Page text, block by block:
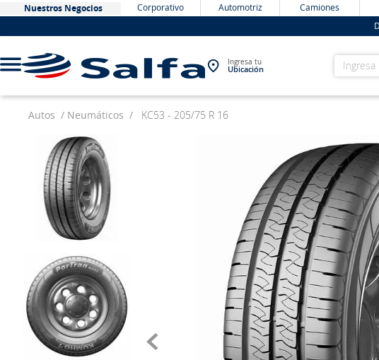
Nuestros Negocios Corporativo Automotriz Camiones
Ingresa tu
Ubicación
Autos Neumáticos KC53 - 205/75 R 16
TÉRMINOS MÁS BUSCADOS
.
bateria
2.
neumáticos
3.
westlake
.
yokohama
225
6.
jockey
.
chevrolet
8.
john deere
.
265